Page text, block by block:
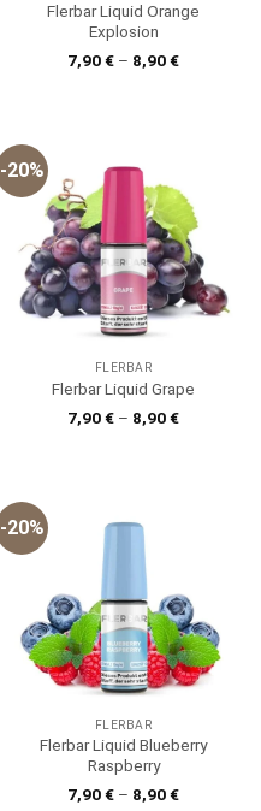
Flerbar Liquid Orange
Explosion
7,90€ – 8,90€
-20%
FLERBAR
Flerbar Liquid Grape
7,90€ – 8,90€
-20%
FLERBAR
Flerbar Liquid Blueberry
Raspberry
7,90€ – 8,90€